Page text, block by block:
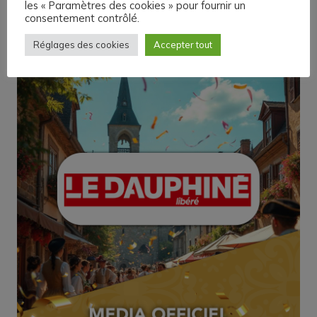
les « Paramètres des cookies » pour fournir un
consentement contrôlé.
Réglages des cookies Accepter tout